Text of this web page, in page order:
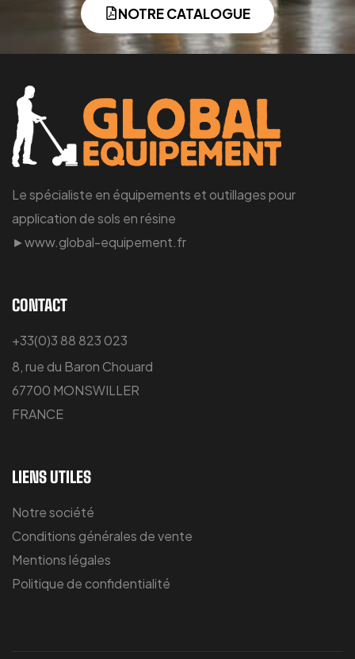
NOTRE CATALOGUE
Le spécialiste en équipements et outillages pour
application de sols en résine
►www.global-equipement.fr
CONTACT
+33(0)3 88 823 023
8, rue du Baron Chouard
67700 MONSWILLER
FRANCE
LIENS UTILES
Notre société
Conditions générales de vente
Mentions légales
Politique de confidentialité